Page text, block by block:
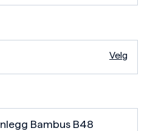
Velg
Bambus B48